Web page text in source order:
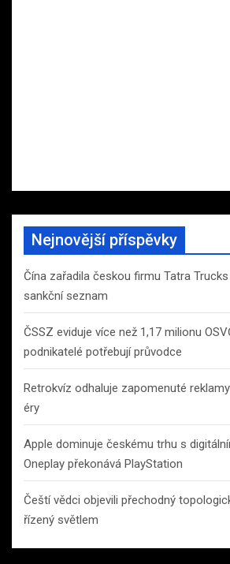
Nejnovější příspěvky
Čína zařadila českou firmu Tatra
sankční seznam
ČSSZ eviduje více než 1,17 milionu
podnikatelé potřebují průvodce
Retrokvíz odhaluje zapomenuté
éry
Apple dominuje českému trhu s
Oneplay překonává PlayStation
Čeští vědci objevili přechodný
řízený světlem